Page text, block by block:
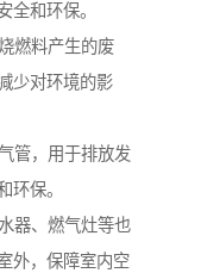
全和环保。
燃料产生的废
少对环境的影
管，用于排放发
环保。
器、燃气灶等也
外，保障室内空